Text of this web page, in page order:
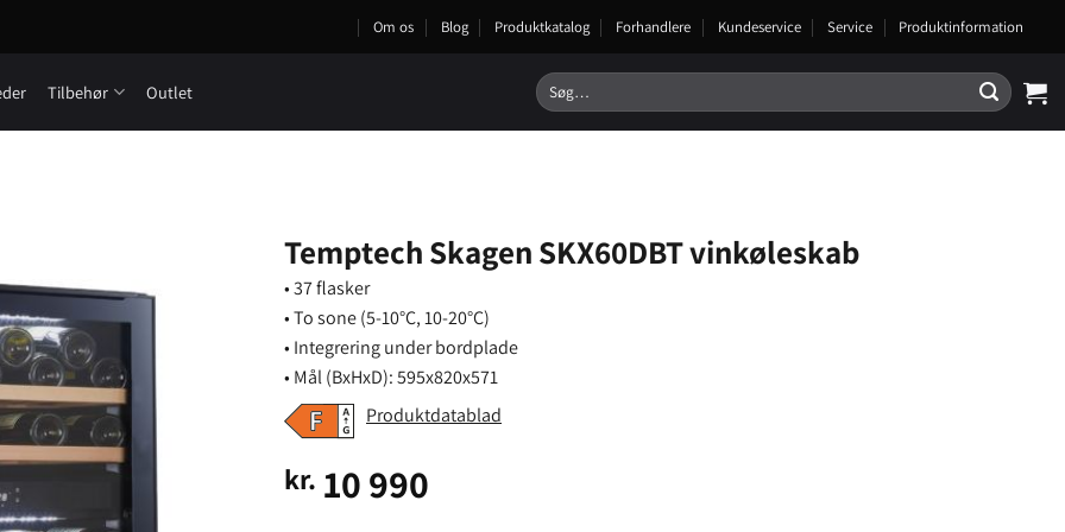
Om os Blog Produktkatalog Forhandlere Kundeservice Service Produktinformation
Tilbehør Outlet
Søg
efter:
Temptech Skagen SKX60DBT vinkøleskab
• 37 flasker
• To sone (5-10°C, 10-20°C)
• Integrering under bordplade
• Mål (BxHxD): 595x820x571
Produktdatablad
kr. 10 990